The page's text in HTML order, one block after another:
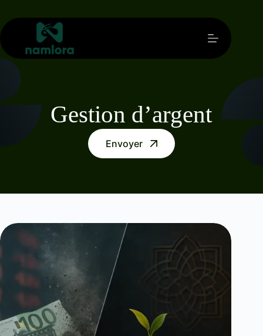
contenu
Gestion d’argent
Envoyer